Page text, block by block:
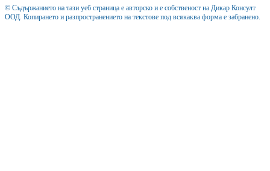
© Съдържанието на тази уеб страница е авторско и е собственост на Дикар Консулт
ООД. Копирането и разпространението на текстове под всякаква форма е забранено.